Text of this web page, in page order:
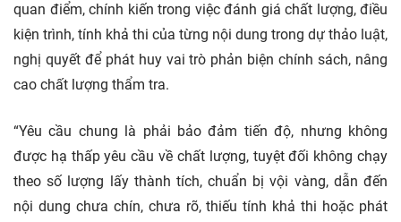
quan điểm, chính kiến trong việc đánh giá chất lượng, điều
kiện trình, tính khả thi của từng nội dung trong dự thảo luật,
nghị quyết để phát huy vai trò phản biện chính sách, nâng
cao chất lượng thẩm tra.
“Yêu cầu chung là phải bảo đảm tiến độ, nhưng không
được hạ thấp yêu cầu về chất lượng, tuyệt đối không chạy
theo số lượng lấy thành tích, chuẩn bị vội vàng, dẫn đến
nội dung chưa chín, chưa rõ, thiếu tính khả thi hoặc phát